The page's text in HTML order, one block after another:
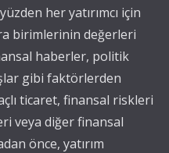
her yatırımcı için
birimlerinin değerleri
haberler, politik
gibi faktörlerden
ticaret, finansal riskleri
veya diğer finansal
önce, yatırım